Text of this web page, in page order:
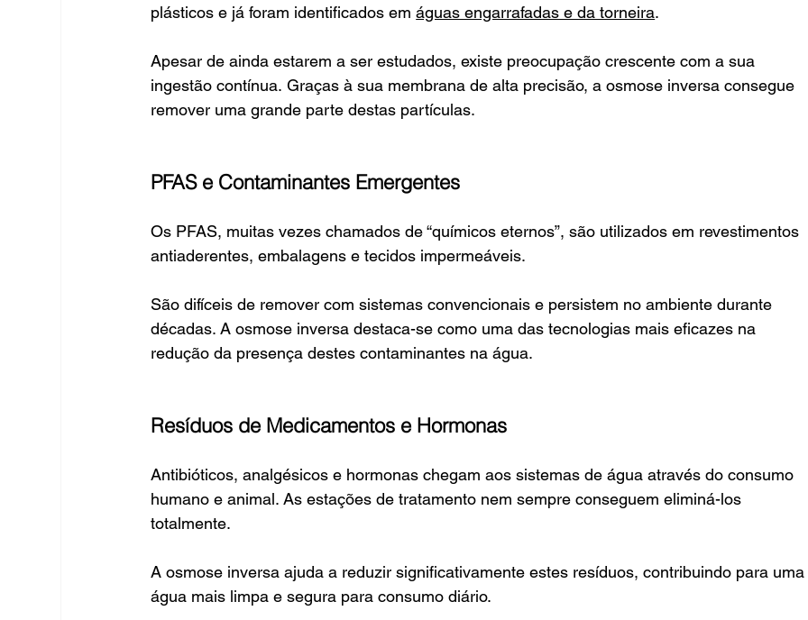
plásticos e já foram identificados em águas engarrafadas e da torneira.
Apesar de ainda estarem a ser estudados, existe preocupação crescente com a sua
ingestão contínua. Graças à sua membrana de alta precisão, a osmose inversa consegue
remover uma grande parte destas partículas.
PFAS e Contaminantes Emergentes
Os PFAS, muitas vezes chamados de “químicos eternos”, são utilizados em revestimentos
antiaderentes, embalagens e tecidos impermeáveis.
São difíceis de remover com sistemas convencionais e persistem no ambiente durante
décadas. A osmose inversa destaca-se como uma das tecnologias mais eficazes na
redução da presença destes contaminantes na água.
Resíduos de Medicamentos e Hormonas
Antibióticos, analgésicos e hormonas chegam aos sistemas de água através do consumo
humano e animal. As estações de tratamento nem sempre conseguem eliminá-los
totalmente.
A osmose inversa ajuda a reduzir significativamente estes resíduos, contribuindo para
água mais limpa e segura para consumo diário.